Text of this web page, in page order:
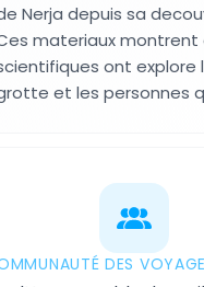
Nerja depuis sa
materiaux
ont explore
et les personnes
DES